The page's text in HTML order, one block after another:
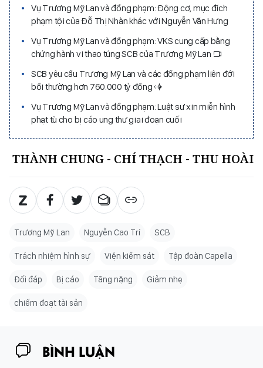
Vụ Trương Mỹ Lan và đồng phạm: Động cơ, mục đích
phạm tội của Đỗ Thị Nhàn khác với Nguyễn Văn Hưng
Vụ Trương Mỹ Lan và đồng phạm: VKS cung cấp bằng
chứng hành vi thao túng SCB của Trương Mỹ Lan
SCB yêu cầu Trương Mỹ Lan và các đồng phạm liên đới
bồi thường hơn 760.000 tỷ đồng
Vụ Trương Mỹ Lan và đồng phạm: Luật sư xin miễn hình
phạt tù cho bị cáo ung thư giai đoạn cuối
THÀNH CHUNG - CHÍ THẠCH - THU HOÀI
Trương Mỹ Lan Nguyễn Cao Trí SCB
Trách nhiệm hình sự Viện kiểm sát Tập đoàn Capella
Đối đáp Bị cáo Tăng nặng Giảm nhẹ
chiếm đoạt tài sản
BÌNH LUẬN